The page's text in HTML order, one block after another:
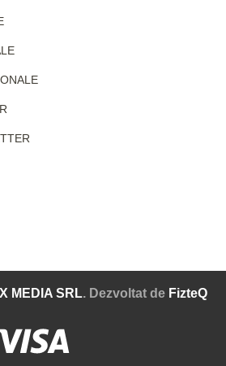
MEDIA SRL. Dezvoltat de FizteQ